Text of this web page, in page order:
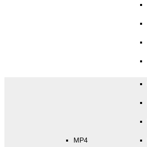
MP4